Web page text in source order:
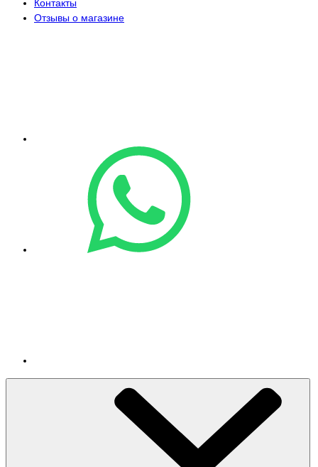
Контакты
Отзывы о магазине